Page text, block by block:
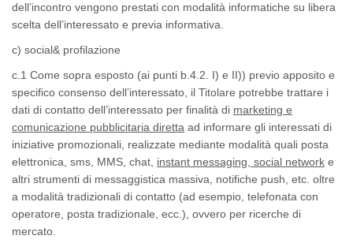
dell’incontro vengono prestati con modalità informatiche su libera
scelta dell’interessato e previa informativa.
c) social& profilazione
c .1 Come sopra esposto (ai punti b.4.2. I) e II)) previo apposito e
specifico consenso dell’interessato, il Titolare potrebbe trattare i
dati di contatto dell’interessato per finalità di marketing e
comunicazione pubblicitaria diretta ad informare gli interessati di
iniziative promozionali, realizzate mediante modalità quali posta
elettronica, sms, MMS, chat, instant messaging, social network e
altri strumenti di messaggistica massiva, notifiche push, etc. oltre
a modalità tradizionali di contatto (ad esempio, telefonata con
operatore, posta tradizionale, ecc.), ovvero per ricerche di
mercato.